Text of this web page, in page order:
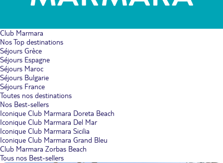
Club Marmara
Nos Top destinations
Séjours Grèce
Séjours Espagne
Séjours Maroc
Séjours Bulgarie
Séjours France
Toutes nos destinations
Nos Best-sellers
Iconique Club Marmara Doreta Beach
Iconique Club Marmara Del Mar
Iconique Club Marmara Sicilia
Iconique Club Marmara Grand Bleu
Club Marmara Zorbas Beach
Tous nos Best-sellers